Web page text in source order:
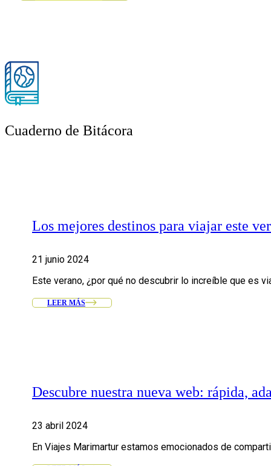
Cuaderno de Bitácora
Los mejores destinos para viajar este
21 junio 2024
Este verano, ¿por qué no descubrir lo increíble que es
LEER MÁS
Descubre nuestra nueva web: rápida,
23 abril 2024
En Viajes Marimartur estamos emocionados de